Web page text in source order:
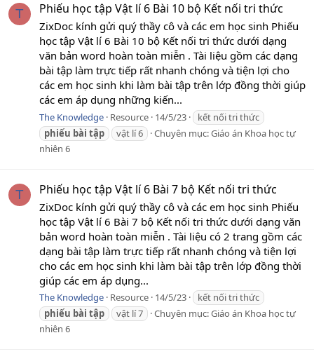
T Phiếu học tập Vật lí 6 Bài 10 bộ Kết nối tri thức
ZixDoc kính gửi quý thầy cô và các em học sinh Phiếu
học tập Vật lí 6 Bài 10 bộ Kết nối tri thức dưới dạng
văn bản word hoàn toàn miễn . Tài liệu gồm các dạng
bài tập làm trực tiếp rất nhanh chóng và tiện lợi cho
các em học sinh khi làm bài tập trên lớp đồng thời giúp
các em áp dụng những kiến...
The Knowledge Resource 14/5/23
kết nối tri thức
phiếu bài tập vật lí 6 Chuyên mục:Giáo án Khoa học tự
nhiên 6
T Phiếu học tập Vật lí 6 Bài 7 bộ Kết nối tri thức
ZixDoc kính gửi quý thầy cô và các em học sinh Phiếu
học tập Vật lí 6 Bài 7 bộ Kết nối tri thức dưới dạng văn
bản word hoàn toàn miễn . Tài liệu có 2 trang gồm các
dạng bài tập làm trực tiếp rất nhanh chóng và tiện lợi
cho các em học sinh khi làm bài tập trên lớp đồng thời
giúp các em áp dụng...
The Knowledge Resource 14/5/23
kết nối tri thức
phiếu bài tập vật lí 7 Chuyên mục:Giáo án Khoa học tự
nhiên 6